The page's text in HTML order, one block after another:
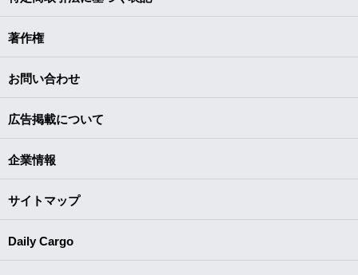
著作権
お問い合わせ
広告掲載について
企業情報
サイトマップ
Daily Cargo